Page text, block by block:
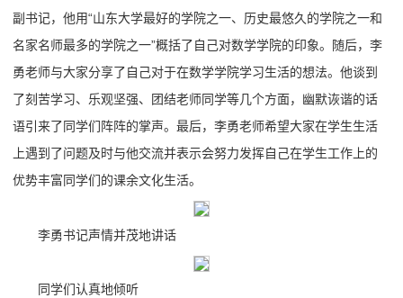
副书记，他用“山东大学最好的学院之一、历史最悠久的学院之一和
名家名师最多的学院之一”概括了自己对数学学院的印象。随后，李
勇老师与大家分享了自己对于在数学学院学习生活的想法。他谈到
了刻苦学习、乐观坚强、团结老师同学等几个方面，幽默诙谐的话
语引来了同学们阵阵的掌声。最后，李勇老师希望大家在学生生活
上遇到了问题及时与他交流并表示会努力发挥自己在学生工作上的
优势丰富同学们的课余文化生活。
李勇书记声情并茂地讲话
同学们认真地倾听